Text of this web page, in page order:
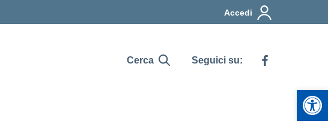
Accedi
Cerca Seguici su: